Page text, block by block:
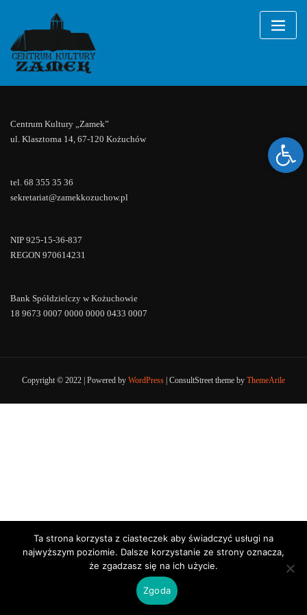
content
Przedstawienie
teatralne
Nie odnaleziono wydarzeń!
Centrum Kultury „Zamek”
ul. Klasztorna 14, 67-120 Kożuchów
tel. 68 355 35 36
sekretariat@zamekkozuchow.pl
NIP 925-15-36-837
REGON 970614231
Bank Spółdzielczy w Kożuchowie
18 9673 0007 0000 0000 0433 0007
Copyright © 2022 | Powered by WordPress ConsultStreet theme by ThemeArile
Ta strona korzysta z ciasteczek aby świadczyć usługi na
najwyższym poziomie. Dalsze korzystanie ze strony oznacza,
że zgadzasz się na ich użycie.
Zgoda